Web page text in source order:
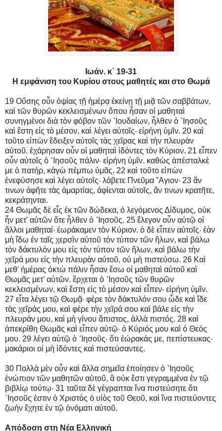
Ιωάν. κ΄ 19-31
Η εμφάνιση του Κυρίου στους μαθητές και στο Θωμά
19 Οὔσης οὖν ὀψίας τῇ ἡμέρᾳ ἐκείνῃ τῇ μιᾷ τῶν σαββάτων,
καὶ τῶν θυρῶν κεκλεισμένων ὅπου ἦσαν οἱ μαθηταὶ
συνηγμένοι διὰ τὸν φόβον τῶν ᾿Ιουδαίων, ἦλθεν ὁ ᾿Ιησοῦς
καὶ ἔστη εἰς τὸ μέσον, καὶ λέγει αὐτοῖς· εἰρήνη ὑμῖν. 20 καὶ
τοῦτο εἰπὼν ἔδειξεν αὐτοῖς τὰς χεῖρας καὶ τὴν πλευρὰν
αὐτοῦ. ἐχάρησαν οὖν οἱ μαθηταὶ ἰδόντες τὸν Κύριον. 21 εἶπεν
οὖν αὐτοῖς ὁ ᾿Ιησοῦς πάλιν· εἰρήνη ὑμῖν. καθὼς ἀπέσταλκέ
με ὁ πατήρ, κἀγὼ πέμπω ὑμᾶς. 22 καὶ τοῦτο εἰπὼν
ἐνεφύσησε καὶ λέγει αὐτοῖς· λάβετε Πνεῦμα ῞Αγιον· 23 ἄν
τινων ἀφῆτε τὰς ἁμαρτίας, ἀφίενται αὐτοῖς, ἄν τινων κρατῆτε,
κεκράτηνται.
24 Θωμᾶς δὲ εἷς ἐκ τῶν δώδεκα, ὁ λεγόμενος Δίδυμος, οὐκ
ἦν μετ' αὐτῶν ὅτε ἦλθεν ὁ ᾿Ιησοῦς. 25 ἔλεγον οὖν αὐτῷ οἱ
ἄλλοι μαθηταί· ἑωράκαμεν τὸν Κύριον. ὁ δὲ εἶπεν αὐτοῖς· ἐὰν
μὴ ἴδω ἐν ταῖς χερσὶν αὐτοῦ τὸν τύπον τῶν ἥλων, καὶ βάλω
τὸν δάκτυλόν μου εἰς τὸν τύπον τῶν ἥλων, καὶ βάλω τὴν
χεῖρά μου εἰς τὴν πλευρὰν αὐτοῦ, οὐ μὴ πιστεύσω. 26 Καὶ
μεθ' ἡμέρας ὀκτὼ πάλιν ἦσαν ἔσω οἱ μαθηταὶ αὐτοῦ καὶ
Θωμᾶς μετ' αὐτῶν. ἔρχεται ὁ ᾿Ιησοῦς τῶν θυρῶν
κεκλεισμένων, καὶ ἔστη εἰς τὸ μέσον καὶ εἶπεν· εἰρήνη ὑμῖν.
27 εἶτα λέγει τῷ Θωμᾷ· φέρε τὸν δάκτυλόν σου ὧδε καὶ ἴδε
τὰς χεῖράς μου, καὶ φέρε τὴν χεῖρά σου καὶ βάλε εἰς τὴν
πλευράν μου, καὶ μὴ γίνου ἄπιστος, ἀλλὰ πιστός. 28 καὶ
ἀπεκρίθη Θωμᾶς καὶ εἶπεν αὐτῷ· ὁ Κύριός μου καὶ ὁ Θεός
μου. 29 λέγει αὐτῷ ὁ ᾿Ιησοῦς· ὅτι ἑώρακάς με, πεπίστευκας·
μακάριοι οἱ μὴ ἰδόντες καὶ πιστεύσαντες.
30 Πολλὰ μὲν οὖν καὶ ἄλλα σημεῖα ἐποίησεν ὁ ᾿Ιησοῦς
ἐνώπιον τῶν μαθητῶν αὐτοῦ, ἃ οὐκ ἔστι γεγραμμένα ἐν τῷ
βιβλίῳ τούτῳ· 31 ταῦτα δὲ γέγραπται ἵνα πιστεύσητε ὅτι
᾿Ιησοῦς ἐστιν ὁ Χριστὸς ὁ υἱὸς τοῦ Θεοῦ, καὶ ἵνα πιστεύοντες
ζωὴν ἔχητε ἐν τῷ ὀνόματι αὐτοῦ.
Απόδοση στη Νέα Ελληνική